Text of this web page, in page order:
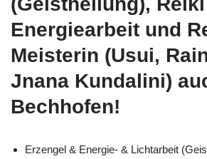
Energiearbeit und
Meisterin (Usui,
Jnana Kundalini)
Bechhofen!
Erzengel & Energie- & Lichtarbeit